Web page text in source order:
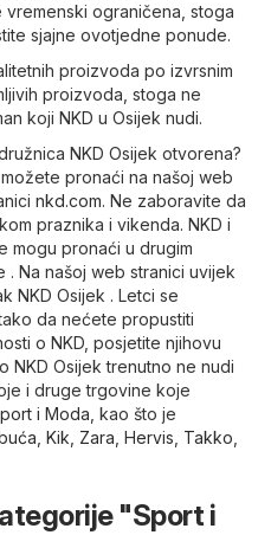
ograničena, stoga
sjajne ovotjedne ponude.
proizvoda po izvrsnim
proizvoda, stoga ne
koji NKD u Osijek nudi.
NKD Osijek otvorena?
pronaći na našoj web
nkd.com. Ne zaboravite da
praznika i vikenda. NKD i
mogu pronaći u drugim
. Na našoj web stranici uvijek
NKD Osijek . Letci se
da nećete propustiti
o NKD, posjetite njihovu
NKD Osijek trenutno ne nudi
i druge trgovine koje
i Moda , kao što je
Kik Zara Hervis Takko
"Sport i